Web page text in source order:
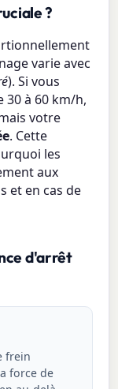
?
varie avec
). Si vous
30 à 60 km/h,
votre
. Cette
les
aux
et en cas de
d'arrêt
frein
force de